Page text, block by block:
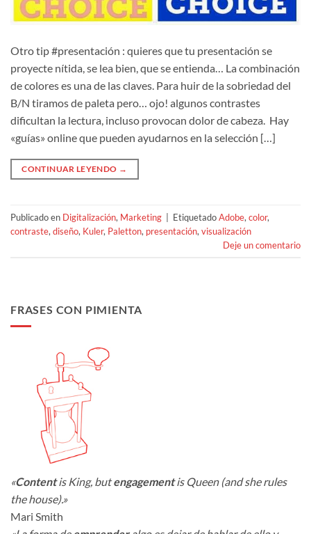
Otro tip #presentación : quieres que tu presentación se
proyecte nítida, se lea bien, que se entienda… La combinación
de colores es una de las claves. Para huir de la sobriedad del
B/N tiramos de paleta pero… ojo! algunos contrastes
dificultan la lectura, incluso provocan dolor de cabeza. Hay
«guías» online que pueden ayudarnos en la selección […]
CONTINUAR LEYENDO →
Publicado en Digitalización, Marketing EtiquetadoAdobe, color,
contraste, diseño, Kuler, Paletton, presentación, visualización
Deje un comentario
FRASES CON PIMIENTA
«Contentis King, butengagementis Queen (and she rules
the house).»
Mari Smith